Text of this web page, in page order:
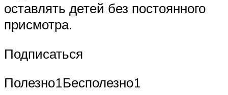
оставлять детей без постоянного
присмотра.
Подписаться
Полезно1Бесполезно1